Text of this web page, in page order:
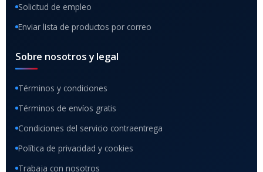
Solicitud de empleo
Enviar lista de productos por correo
Sobre nosotros y legal
Términos y condiciones
Términos de envíos gratis
Condiciones del servicio contraentrega
Política de privacidad y cookies
Trabaja con nosotros